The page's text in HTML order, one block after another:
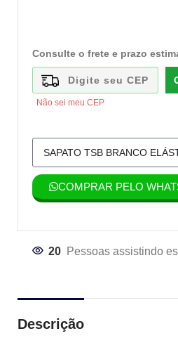
Consulte o frete e prazo
Não sei meu CEP
COMPRAR PELO
20 Pessoas assistindo
Descrição